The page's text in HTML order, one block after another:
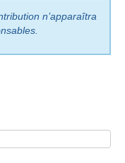
n’apparaîtra